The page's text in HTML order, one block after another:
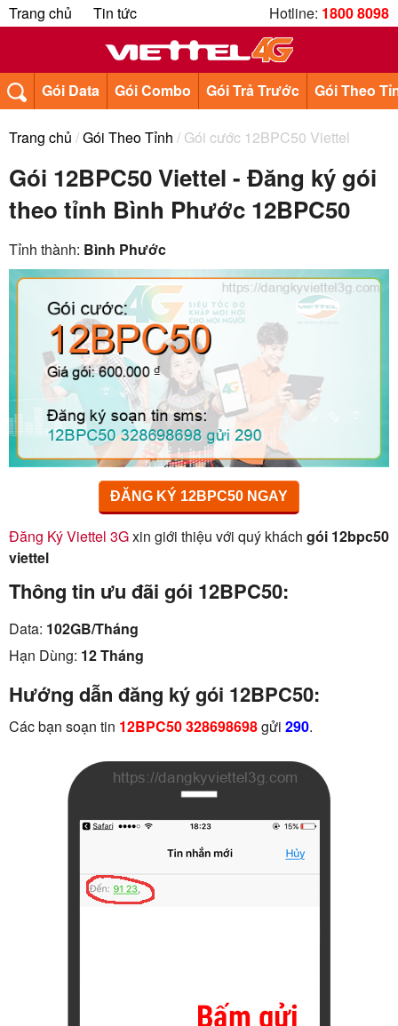
Trang chủ Tin tức Hotline: 1800 8098
Gói Data Gói Combo Gói Trả Trước Gói Theo
Trang chủ /Gói Theo Tỉnh / Gói cước 12BPC50 Viettel
Gói 12BPC50 Viettel - Đăng ký gói
theo tỉnh Bình Phước 12BPC50
Tỉnh thành: Bình Phước
ĐĂNG KÝ 12BPC50 NGAY
Đăng Ký Viettel 3Gxin giới thiệu với quý khách gói 12bpc50
viettel
Thông tin ưu đãi gói 12BPC50:
Data: 102GB/Tháng
Hạn Dùng: 12 Tháng
Hướng dẫn đăng ký gói 12BPC50:
Các bạn soạn tin 12BPC50 328698698gửi 290.